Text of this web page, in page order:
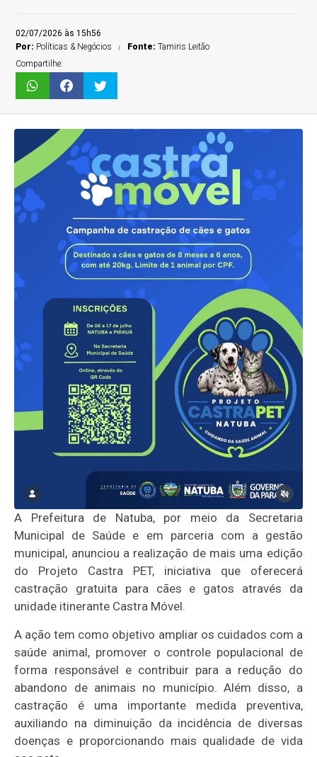
02/07/2026 às 15h56
Por: Políticas & Negócios Fonte:Tamiris Leitão
Compartilhe:
A Prefeitura de Natuba, por meio da Secretaria
Municipal de Saúde e em parceria com a gestão
municipal, anunciou a realização de mais uma edição
do Projeto Castra PET, iniciativa que oferecerá
castração gratuita para cães e gatos através da
unidade itinerante Castra Móvel.
A ação tem como objetivo ampliar os cuidados com a
saúde animal, promover o controle populacional de
forma responsável e contribuir para a redução do
abandono de animais no município. Além disso, a
castração é uma importante medida preventiva,
auxiliando na diminuição da incidência de diversas
doenças e proporcionando mais qualidade de vida